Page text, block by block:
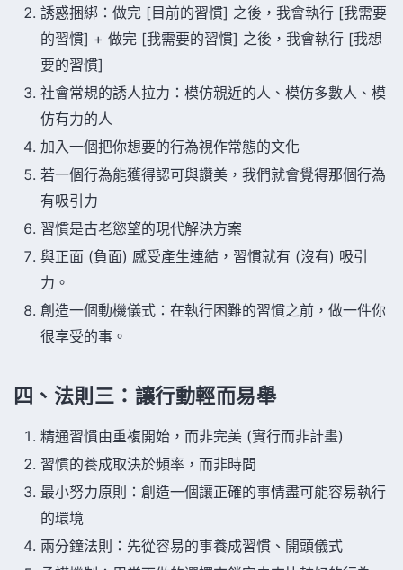
誘惑捆綁：做完 [目前的習慣] 之後，我會執行 [我需要
的習慣] + 做完 [我需要的習慣] 之後，我會執行 [我想
要的習慣]
社會常規的誘人拉力：模仿親近的人、模仿多數人、模
仿有力的人
加入一個把你想要的行為視作常態的文化
若一個行為能獲得認可與讚美，我們就會覺得那個行為
有吸引力
習慣是古老慾望的現代解決方案
與正面 (負面) 感受產生連結，習慣就有 (沒有) 吸引
力。
創造一個動機儀式：在執行困難的習慣之前，做一件你
很享受的事。
四、法則三：讓行動輕而易舉
精通習慣由重複開始，而非完美 (實行而非計畫)
習慣的養成取決於頻率，而非時間
最小努力原則：創造一個讓正確的事情盡可能容易執行
的環境
兩分鐘法則：先從容易的事養成習慣、開頭儀式